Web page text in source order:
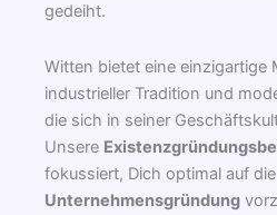
gedeiht.
Witten bietet eine einzigartige
industrieller Tradition und
die sich in seiner
Unsere
fokussiert, Dich optimal auf die
Unternehmensgründung